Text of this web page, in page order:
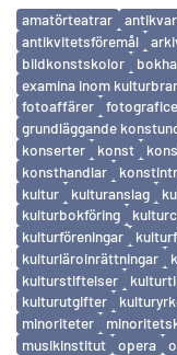
Avainsanat
amatörteatrar
antikvitetsföremål
bildkonstskolor
examina inom
fotoaffärer
grundläggande
konserter
konst
konsthandlar
kultur
kulturanslag
kulturbokföring
kulturföreningar
kulturläroinrättningar
kulturstiftelser
kulturutgifter
minoriteter
musikinstitut
opera